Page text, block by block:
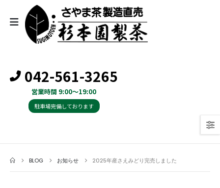
042-561-3265
営業時間 9:00～19:00
駐車場完備しております
BLOG お知らせ 2025年産さえみどり完売しました